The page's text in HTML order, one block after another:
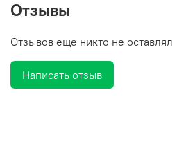
наличием светоотражающих
HIGASHI Comfort позволяет
Палатки выполнены из
THERMAL, с показателем
Отзывы
Отзывов еще никто не оставлял
Написать отзыв